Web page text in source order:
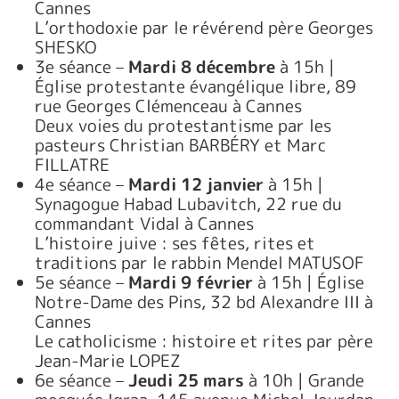
Cannes
L’orthodoxie par le révérend père Georges
SHESKO
3e séance – Mardi 8 décembre à 15h |
Église protestante évangélique libre, 89
rue Georges Clémenceau à Cannes
Deux voies du protestantisme par les
pasteurs Christian BARBÉRY et Marc
FILLATRE
4e séance – Mardi 12 janvier à 15h |
Synagogue Habad Lubavitch, 22 rue du
commandant Vidal à Cannes
L’histoire juive : ses fêtes, rites et
traditions par le rabbin Mendel MATUSOF
5e séance – Mardi 9 février à 15h | Église
Notre-Dame des Pins, 32 bd Alexandre III à
Cannes
Le catholicisme : histoire et rites par père
Jean-Marie LOPEZ
6e séance –Jeudi 25 mars à 10h | Grande